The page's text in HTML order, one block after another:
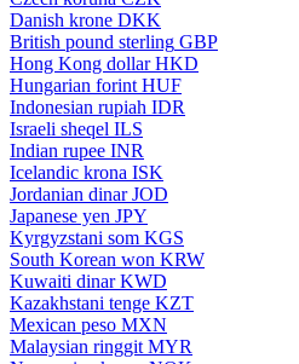
Danish krone DKK
British pound sterling GBP
Hong Kong dollar HKD
Hungarian forint HUF
Indonesian rupiah IDR
Israeli sheqel ILS
Indian rupee INR
Icelandic krona ISK
Jordanian dinar JOD
Japanese yen JPY
Kyrgyzstani som KGS
South Korean won KRW
Kuwaiti dinar KWD
Kazakhstani tenge KZT
Mexican peso MXN
Malaysian ringgit MYR